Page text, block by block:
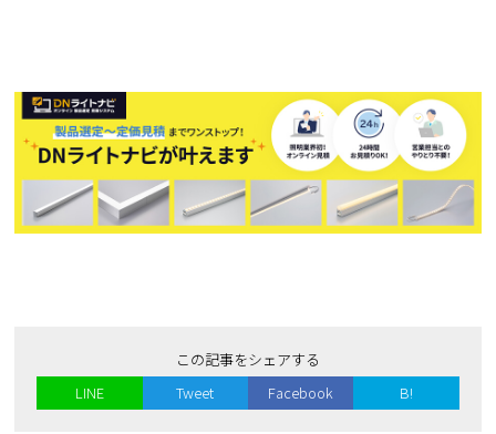
この記事をシェアする
LINE
Tweet Facebook B!